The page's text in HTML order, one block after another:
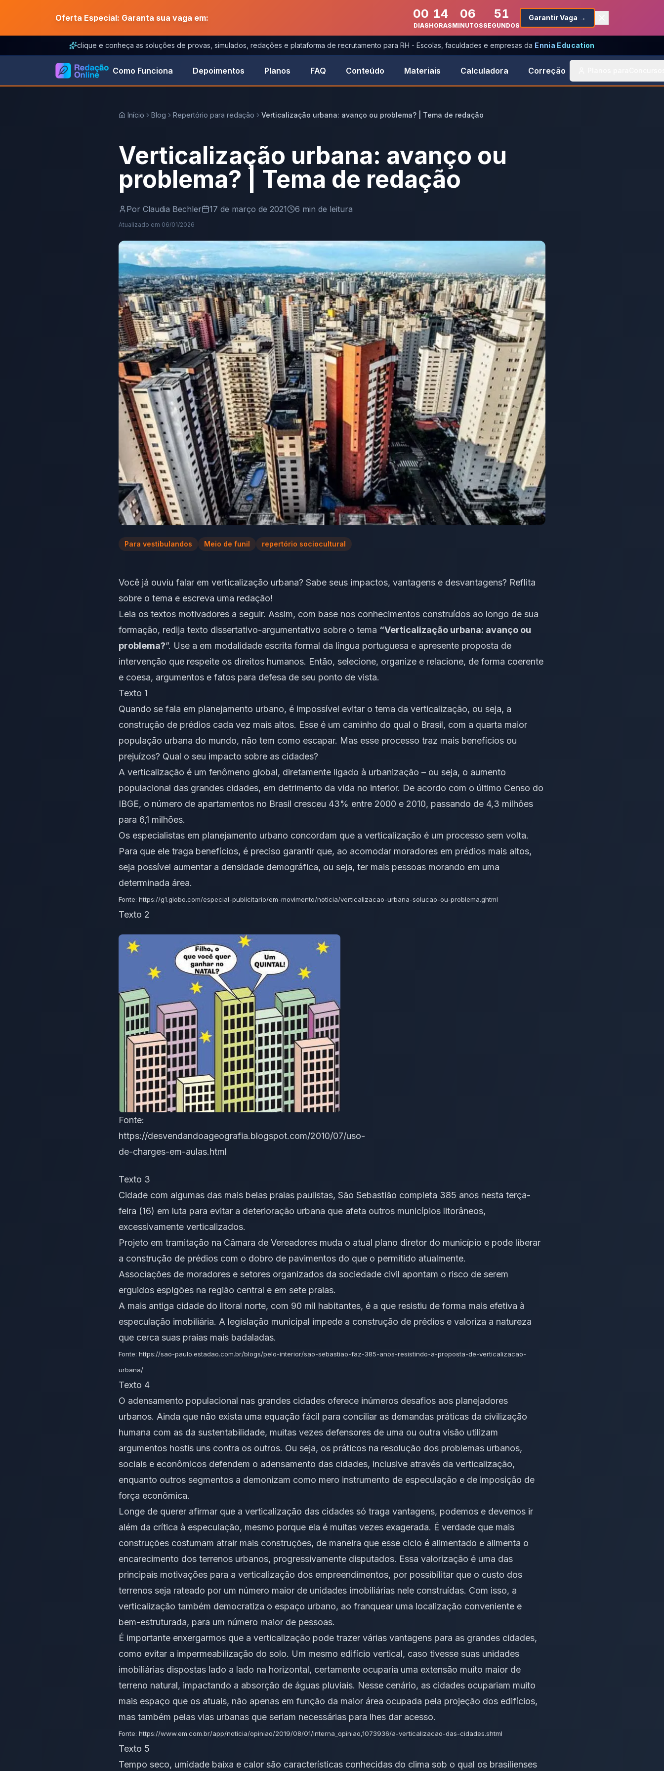
Oferta Especial: Garanta sua vaga em: 00
DIAS
14
HORAS
06
MINUTOS
51
SEGUNDOS
Garantir Vaga →
clique e conheça as soluções de provas, simulados, redações e plataforma de recrutamento para RH - Escolas, faculdades e empresas da Ennia Education
Como Funciona Depoimentos Planos FAQ Conteúdo Materiais Calculadora Correção
Início Blog Repertório para redação Verticalização urbana: avanço ou problema? | Tema de redação
Verticalização urbana: avanço ou
problema? | Tema de redação
Por Claudia Bechler 17 de março de 2021 6 min de leitura
Atualizado em 06/01/2026
Para vestibulandos Meio de funil repertório sociocultural
Você já ouviu falar em verticalização urbana? Sabe seus impactos, vantagens e desvantagens? Reflita
sobre o tema e escreva uma redação!
Leia os textos motivadores a seguir. Assim, com base nos conhecimentos construídos ao longo de sua
formação, redija texto dissertativo-argumentativo sobre o tema “Verticalização urbana: avanço ou
problema?”. Use a em modalidade escrita formal da língua portuguesa e apresente proposta de
intervenção que respeite os direitos humanos. Então, selecione, organize e relacione, de forma coerente
e coesa, argumentos e fatos para defesa de seu ponto de vista.
Texto 1
Quando se fala em planejamento urbano, é impossível evitar o tema da verticalização, ou seja, a
construção de prédios cada vez mais altos. Esse é um caminho do qual o Brasil, com a quarta maior
população urbana do mundo, não tem como escapar. Mas esse processo traz mais benefícios ou
prejuízos? Qual o seu impacto sobre as cidades?
A verticalização é um fenômeno global, diretamente ligado à urbanização – ou seja, o aumento
populacional das grandes cidades, em detrimento da vida no interior. De acordo com o último Censo do
IBGE, o número de apartamentos no Brasil cresceu 43% entre 2000 e 2010, passando de 4,3 milhões
para 6,1 milhões.
Os especialistas em planejamento urbano concordam que a verticalização é um processo sem volta.
Para que ele traga benefícios, é preciso garantir que, ao acomodar moradores em prédios mais altos,
seja possível aumentar a densidade demográfica, ou seja, ter mais pessoas morando em uma
determinada área.
Fonte: https://g1.globo.com/especial-publicitario/em-movimento/noticia/verticalizacao-urbana-solucao-ou-problema.ghtml
Texto 2
Fonte:
https://desvendandoageografia.blogspot.com/2010/07/uso-
de-charges-em-aulas.html
Texto 3
Cidade com algumas das mais belas praias paulistas, São Sebastião completa 385 anos nesta terça-
feira (16) em luta para evitar a deterioração urbana que afeta outros municípios litorâneos,
excessivamente verticalizados.
Projeto em tramitação na Câmara de Vereadores muda o atual plano diretor do município e pode liberar
a construção de prédios com o dobro de pavimentos do que o permitido atualmente.
Associações de moradores e setores organizados da sociedade civil apontam o risco de serem
erguidos espigões na região central e em sete praias.
A mais antiga cidade do litoral norte, com 90 mil habitantes, é a que resistiu de forma mais efetiva à
especulação imobiliária. A legislação municipal impede a construção de prédios e valoriza a natureza
que cerca suas praias mais badaladas.
Fonte: https://sao-paulo.estadao.com.br/blogs/pelo-interior/sao-sebastiao-faz-385-anos-resistindo-a-proposta-de-verticalizacao-
urbana/
Texto 4
O adensamento populacional nas grandes cidades oferece inúmeros desafios aos planejadores
urbanos. Ainda que não exista uma equação fácil para conciliar as demandas práticas da civilização
humana com as da sustentabilidade, muitas vezes defensores de uma ou outra visão utilizam
argumentos hostis uns contra os outros. Ou seja, os práticos na resolução dos problemas urbanos,
sociais e econômicos defendem o adensamento das cidades, inclusive através da verticalização,
enquanto outros segmentos a demonizam como mero instrumento de especulação e de imposição de
força econômica.
Longe de querer afirmar que a verticalização das cidades só traga vantagens, podemos e devemos ir
além da crítica à especulação, mesmo porque ela é muitas vezes exagerada. É verdade que mais
construções costumam atrair mais construções, de maneira que esse ciclo é alimentado e alimenta o
encarecimento dos terrenos urbanos, progressivamente disputados. Essa valorização é uma das
principais motivações para a verticalização dos empreendimentos, por possibilitar que o custo dos
terrenos seja rateado por um número maior de unidades imobiliárias nele construídas. Com isso, a
verticalização também democratiza o espaço urbano, ao franquear uma localização conveniente e
bem-estruturada, para um número maior de pessoas.
É importante enxergarmos que a verticalização pode trazer várias vantagens para as grandes cidades,
como evitar a impermeabilização do solo. Um mesmo edifício vertical, caso tivesse suas unidades
imobiliárias dispostas lado a lado na horizontal, certamente ocuparia uma extensão muito maior de
terreno natural, impactando a absorção de águas pluviais. Nesse cenário, as cidades ocupariam muito
mais espaço que os atuais, não apenas em função da maior área ocupada pela projeção dos edifícios,
mas também pelas vias urbanas que seriam necessárias para lhes dar acesso.
Fonte: https://www.em.com.br/app/noticia/opiniao/2019/08/01/interna_opiniao,1073936/a-verticalizacao-das-cidades.shtml
Texto 5
Tempo seco, umidade baixa e calor são características conhecidas do clima sob o qual os brasilienses